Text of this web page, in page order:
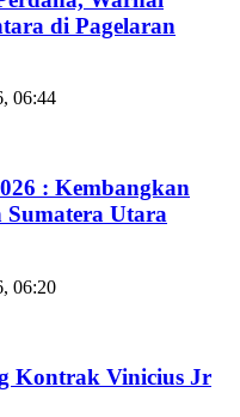
di Pagelaran
06:44
: Kembangkan
Sumatera Utara
06:20
Kontrak Vinicius Jr